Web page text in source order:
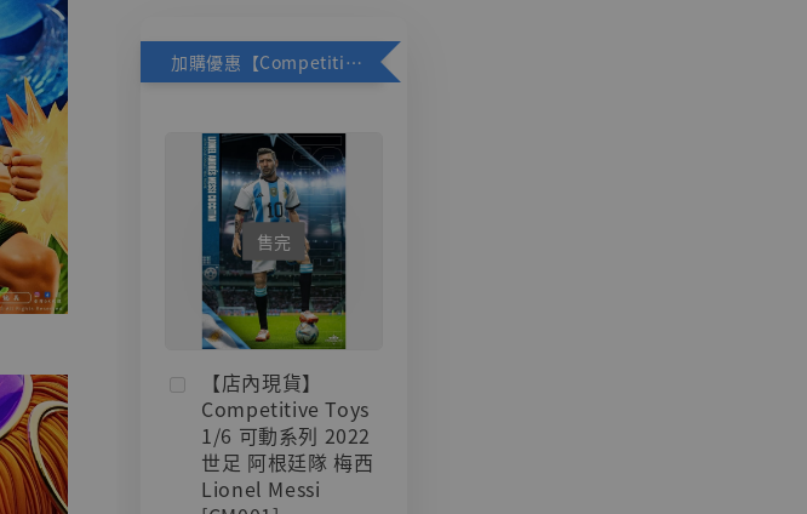
加購優惠【Competitive Toys 梅西 [CM001]】
售完
【店內現貨】
Competitive Toys
1/6 可動系列 2022
世足 阿根廷隊 梅西
Lionel Messi